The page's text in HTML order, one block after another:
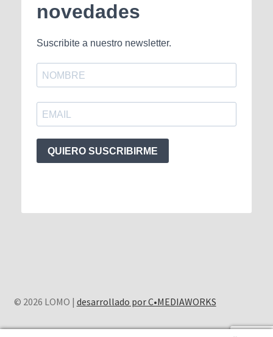
novedades
Suscribite a nuestro newsletter.
QUIERO SUSCRIBIRME
© 2026 LOMO | desarrollado por C•MEDIAWORKS